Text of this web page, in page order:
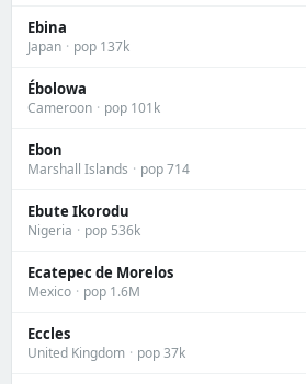
Ebina
Japan · pop 137k
Ébolowa
Cameroon · pop 101k
Ebon
Marshall Islands · pop 714
Ebute Ikorodu
Nigeria · pop 536k
Ecatepec de Morelos
Mexico · pop 1.6M
Eccles
United Kingdom · pop 37k